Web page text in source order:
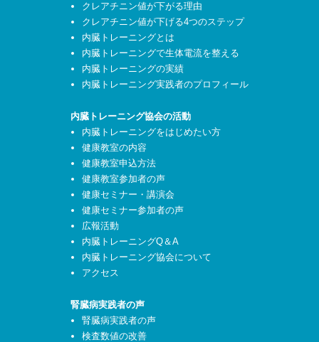
クレアチニン値が下がる理由
クレアチニン値が下げる4つのステップ
内臓トレーニングとは
内臓トレーニングで生体電流を整える
内臓トレーニングの実績
内臓トレーニング実践者のプロフィール
内臓トレーニング協会の活動
内臓トレーニングをはじめたい方
健康教室の内容
健康教室申込方法
健康教室参加者の声
健康セミナー・講演会
健康セミナー参加者の声
広報活動
内臓トレーニングQ＆A
内臓トレーニング協会について
アクセス
腎臓病実践者の声
腎臓病実践者の声
検査数値の改善